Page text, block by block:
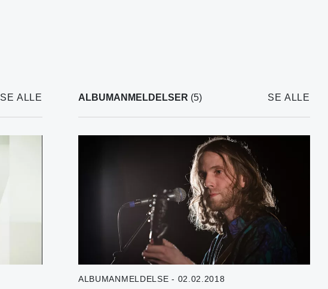
SE ALLE ALBUMANMELDELSER (5) SE ALLE
ALBUMANMELDELSE - 02.02.2018